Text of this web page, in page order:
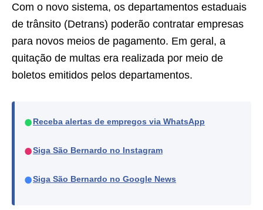
Com o novo sistema, os departamentos estaduais
de trânsito (Detrans) poderão contratar empresas
para novos meios de pagamento. Em geral, a
quitação de multas era realizada por meio de
boletos emitidos pelos departamentos.
● Receba alertas de empregos via WhatsApp
●Siga São Bernardo no Instagram
●Siga São Bernardo no Google News